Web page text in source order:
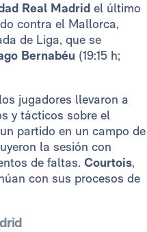
Real Madrid el último
contra el Mallorca,
de Liga, que se
Bernabéu (19:15 h;
jugadores llevaron a
y tácticos sobre el
partido en un campo de
la sesión con
de faltas. Courtois,
con sus procesos de